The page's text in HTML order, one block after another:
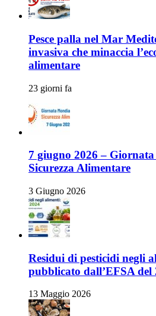
Pesce palla nel Mar
invasiva che minaccia
alimentare
23 giorni fa
7 giugno 2026 –
Sicurezza Alimentare
3 Giugno 2026
Residui di pesticidi negli
pubblicato dall’EFSA del
13 Maggio 2026